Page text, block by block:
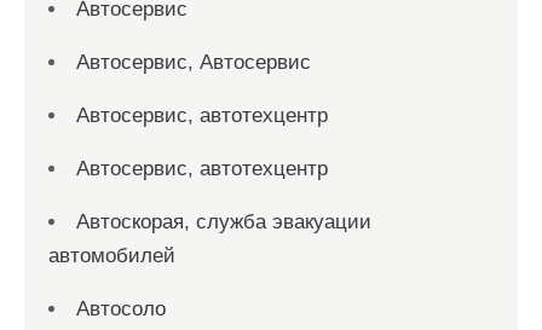
Автосервис
Автосервис, Автосервис
Автосервис, автотехцентр
Автосервис, автотехцентр
Автоскорая, служба эвакуации
автомобилей
Автосоло